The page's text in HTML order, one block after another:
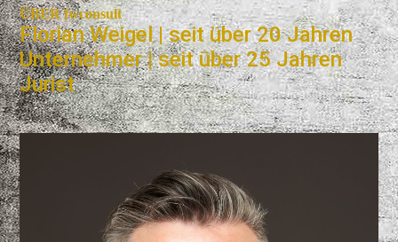
ÜBER fwconsult
Florian Weigel | seit über 20 Jahren
Unternehmer | seit über 25 Jahren
Jurist